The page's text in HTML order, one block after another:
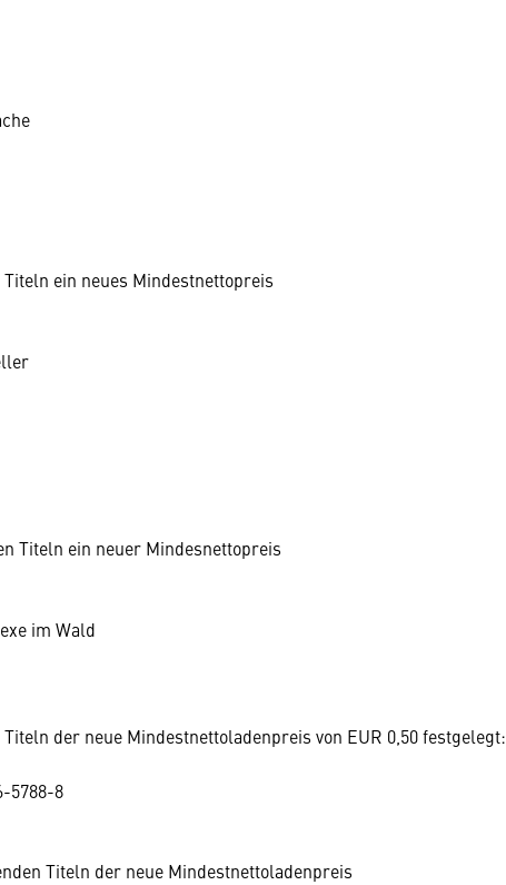
ein neues Mindestnettopreis
Titeln ein neuer Mindesnettopreis
im Wald
der neue Mindestnettoladenpreis von EUR 0,50 festgelegt:
5788-8
Titeln der neue Mindestnettoladenpreis